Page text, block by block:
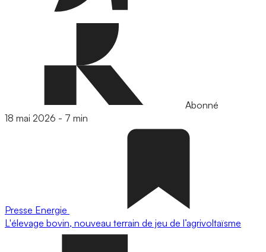
Abonné
18 mai 2026 - 7 min
Presse Energie
L'élevage bovin, nouveau terrain de jeu de l’agrivoltaïsme